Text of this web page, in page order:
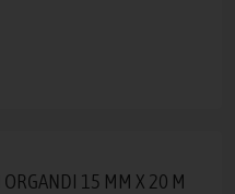
ORGANDI 15 MM X 20 M